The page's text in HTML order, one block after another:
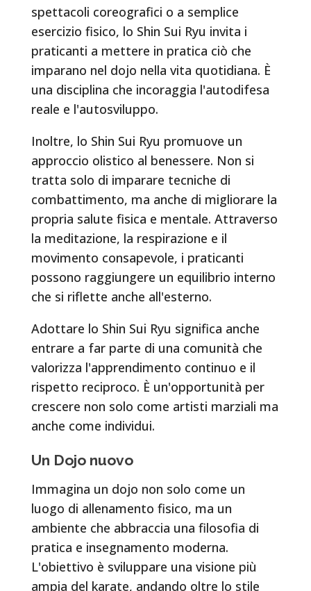
spettacoli coreografici o a semplice
esercizio fisico, lo Shin Sui Ryu invita i
praticanti a mettere in pratica ciò che
imparano nel dojo nella vita quotidiana. È
una disciplina che incoraggia l'autodifesa
reale e l'autosviluppo.
Inoltre, lo Shin Sui Ryu promuove un
approccio olistico al benessere. Non si
tratta solo di imparare tecniche di
combattimento, ma anche di migliorare la
propria salute fisica e mentale. Attraverso
la meditazione, la respirazione e il
movimento consapevole, i praticanti
possono raggiungere un equilibrio interno
che si riflette anche all'esterno.
Adottare lo Shin Sui Ryu significa anche
entrare a far parte di una comunità che
valorizza l'apprendimento continuo e il
rispetto reciproco. È un'opportunità per
crescere non solo come artisti marziali ma
anche come individui.
Un Dojo nuovo
Immagina un dojo non solo come un
luogo di allenamento fisico, ma un
ambiente che abbraccia una filosofia di
pratica e insegnamento moderna.
L'obiettivo è sviluppare una visione più
ampia del karate, andando oltre lo stile